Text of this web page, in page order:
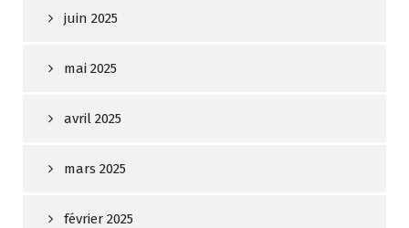
juin 2025
mai 2025
avril 2025
mars 2025
février 2025